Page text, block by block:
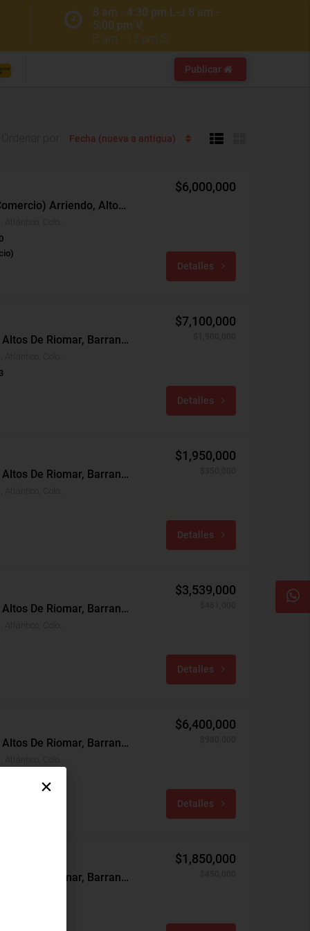
8 am - 4:30 pm L-J 8 am -
5:00 pm V
8 am - 12 pm S
Publicar
Fecha (nueva a antigua)
Comercial (casa Para Comercio) Arriendo, Altos De Riomar, Barranquilla (32253)
$6,000,000
Detalles
Apartamento Arriendo, Altos De Riomar, Barranquilla (29242)
$7,100,000
Detalles
Apartamento Arriendo, Altos De Riomar, Barranquilla (27869)
$1,950,000
Detalles
Apartamento Arriendo, Altos De Riomar, Barranquilla (31650)
$3,539,000
Detalles
Apartamento Arriendo, Altos De Riomar, Barranquilla (31646)
$6,400,000
Detalles
Apartamento Arriendo, Altos De Riomar, Barranquilla (31626)
$1,850,000